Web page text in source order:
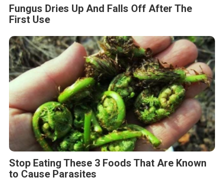
Fungus Dries Up And Falls Off After The
First Use
Stop Eating These 3 Foods That Are Known
to Cause Parasites